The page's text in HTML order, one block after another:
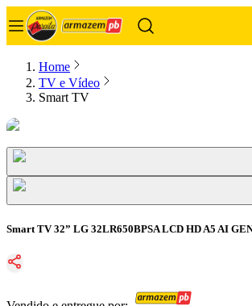
Home
TV e Vídeo
Smart TV
Smart TV 32” LG 32LR650BPSA LCD HD A5 AI